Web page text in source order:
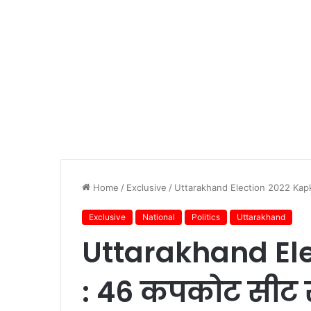
Home / Exclusive / Uttarakhand Election 2022
Exclusive National Politics Uttarakhand
Uttarakhand
: 46 कपकोट सीट